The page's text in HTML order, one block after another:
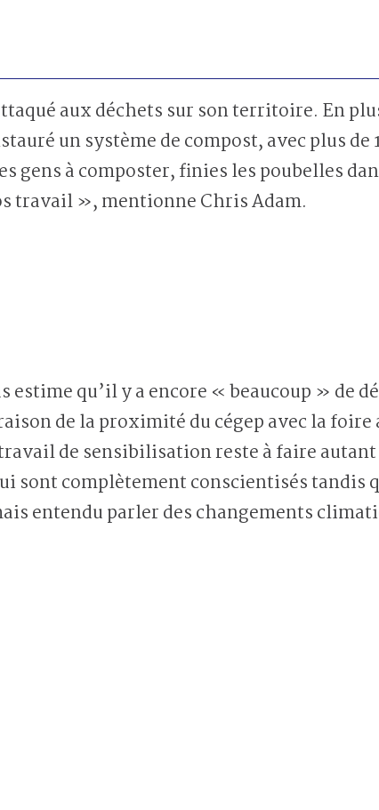
aux déchets sur son territoire. En
un système de compost, avec plus
gens à composter, finies les poubelles
travail », mentionne Chris Adam.
estime qu’il y a encore « beaucoup » de
de la proximité du cégep avec la
de sensibilisation reste à faire autant
sont complètement conscientisés tandis
entendu parler des changements